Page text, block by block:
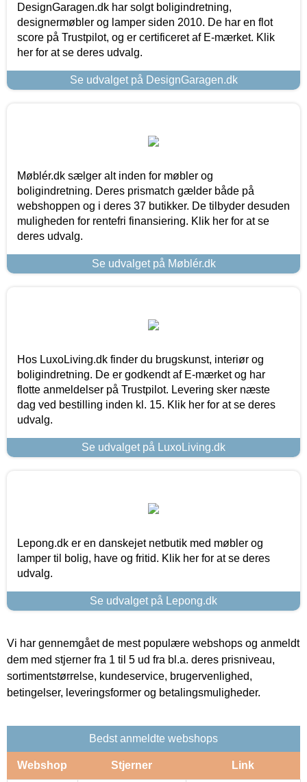
DesignGaragen.dk har solgt boligindretning,
designermøbler og lamper siden 2010. De har en flot
score på Trustpilot, og er certificeret af E-mærket. Klik
her for at se deres udvalg.
Se udvalget på DesignGaragen.dk
Møblér.dk sælger alt inden for møbler og
boligindretning. Deres prismatch gælder både på
webshoppen og i deres 37 butikker. De tilbyder desuden
muligheden for rentefri finansiering. Klik her for at se
deres udvalg.
Se udvalget på Møblér.dk
Hos LuxoLiving.dk finder du brugskunst, interiør og
boligindretning. De er godkendt af E-mærket og har
flotte anmeldelser på Trustpilot. Levering sker næste
dag ved bestilling inden kl. 15. Klik her for at se deres
udvalg.
Se udvalget på LuxoLiving.dk
Lepong.dk er en danskejet netbutik med møbler og
lamper til bolig, have og fritid. Klik her for at se deres
udvalg.
Se udvalget på Lepong.dk
Vi har gennemgået de mest populære webshops og anmeldt
dem med stjerner fra 1 til 5 ud fra bl.a. deres prisniveau,
sortimentstørrelse, kundeservice, brugervenlighed,
betingelser, leveringsformer og betalingsmuligheder.
Bedst anmeldte webshops
Webshop Stjerner Link